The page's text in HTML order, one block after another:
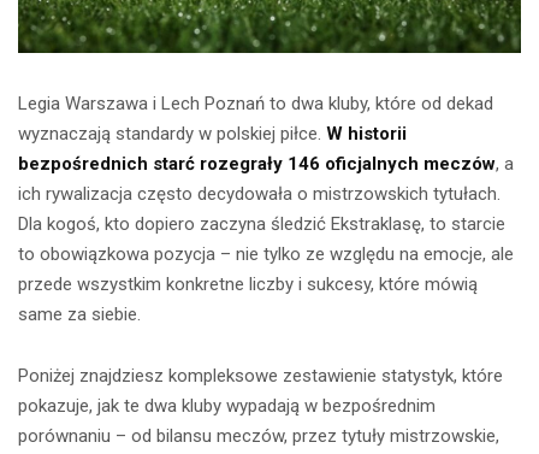
Legia Warszawa i Lech Poznań to dwa kluby, które od dekad
wyznaczają standardy w polskiej piłce. W historii
bezpośrednich starć rozegrały 146 oficjalnych meczów, a
ich rywalizacja często decydowała o mistrzowskich tytułach.
Dla kogoś, kto dopiero zaczyna śledzić Ekstraklasę, to starcie
to obowiązkowa pozycja – nie tylko ze względu na emocje, ale
przede wszystkim konkretne liczby i sukcesy, które mówią
same za siebie.
Poniżej znajdziesz kompleksowe zestawienie statystyk, które
pokazuje, jak te dwa kluby wypadają w bezpośrednim
porównaniu – od bilansu meczów, przez tytuły mistrzowskie,